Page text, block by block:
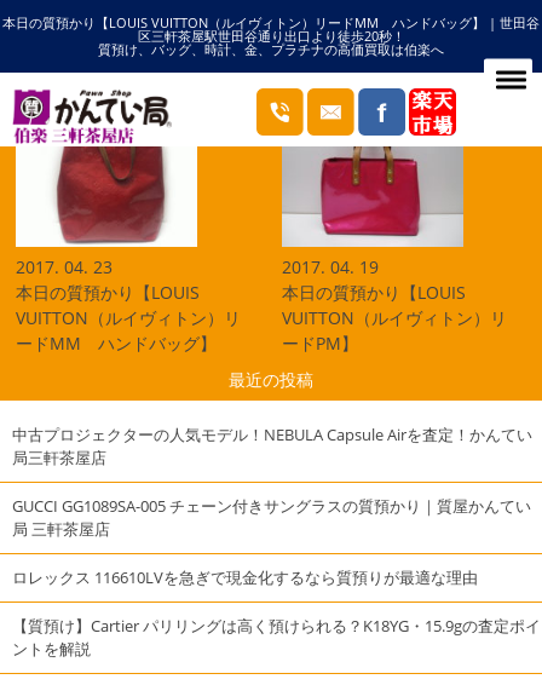
本日の質預かり【LOUIS VUITTON（ルイヴィトン）リードMM ハンドバッグ】 | 世田谷
区三軒茶屋駅世田谷通り出口より徒歩20秒！
質預け、バッグ、時計、金、プラチナの高価買取は伯楽へ
HOME リードの記事一覧
ブログ
2017. 04. 23
本日の質預かり【LOUIS
VUITTON（ルイヴィトン）リ
ードMM ハンドバッグ】
2017. 04. 19
本日の質預かり【LOUIS
VUITTON（ルイヴィトン）リ
ードPM】
最近の投稿
中古プロジェクターの人気モデル！NEBULA Capsule Airを査定！かんてい
局三軒茶屋店
GUCCI GG1089SA-005 チェーン付きサングラスの質預かり｜質屋かんてい
局 三軒茶屋店
ロレックス 116610LVを急ぎで現金化するなら質預りが最適な理由
【質預け】Cartier パリリングは高く預けられる？K18YG・15.9gの査定ポイ
ントを解説